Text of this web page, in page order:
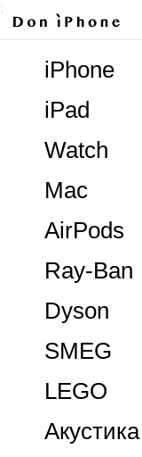
;
Акустика
Dyson
AirPods
Ray-Ban
LEGO
SMEG
Mac
Watch
iPad
iPhone